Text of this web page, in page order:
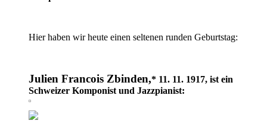
Hier haben wir heute einen seltenen runden Geburtstag:
Julien Francois Zbinden,* 11. 11. 1917, ist ein
Schweizer Komponist und Jazzpianist: